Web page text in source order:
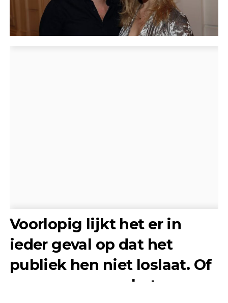
Voorlopig lijkt het er in
ieder geval op dat het
publiek hen niet loslaat. Of
ze nu samen op het